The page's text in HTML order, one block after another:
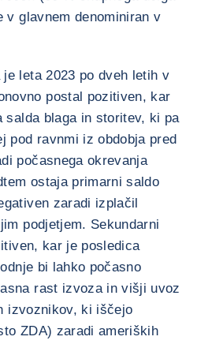
v glavnem denominiran v
leta 2023 po dveh letih v
postal pozitiven, kar
salda blaga in storitev, ki pa
pod ravnmi iz obdobja pred
počasnega okrevanja
ostaja primarni saldo
zaradi izplačil
podjetjem. Sekundarni
kar je posledica
bi lahko počasno
rast izvoza in višji uvoz
izvoznikov, ki iščejo
ZDA) zaradi ameriških